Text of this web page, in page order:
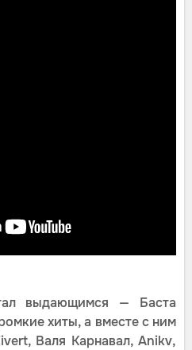
выдающимся — Баста
хиты, а вместе с ним
Валя Карнавал, Anikv,